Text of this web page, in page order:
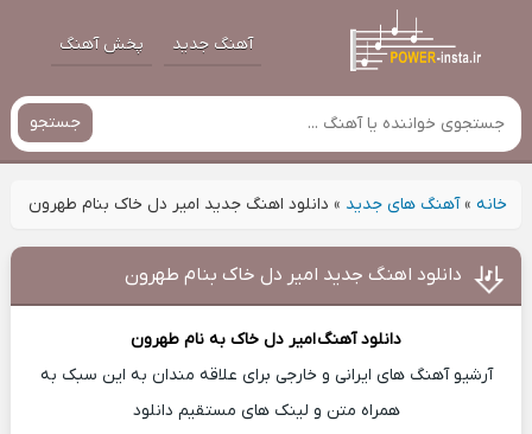
آهنگ جدید پخش آهنگ
جستجو
خانه»آهنگ های جدید » دانلود اهنگ جدید امیر دل خاک بنام طهرون
دانلود اهنگ جدید امیر دل خاک بنام طهرون
دانلود آهنگامیر دل خاک به نام طهرون
آرشیو آهنگ های ایرانی و خارجی برای علاقه مندان به این سبک به
همراه متن و لینک های مستقیم دانلود